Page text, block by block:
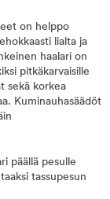
on helppo
lialta ja
haalari on
pitkäkarvaisille
sekä korkea
Kuminauhasäädöt
päällä pesulle
tassupesun